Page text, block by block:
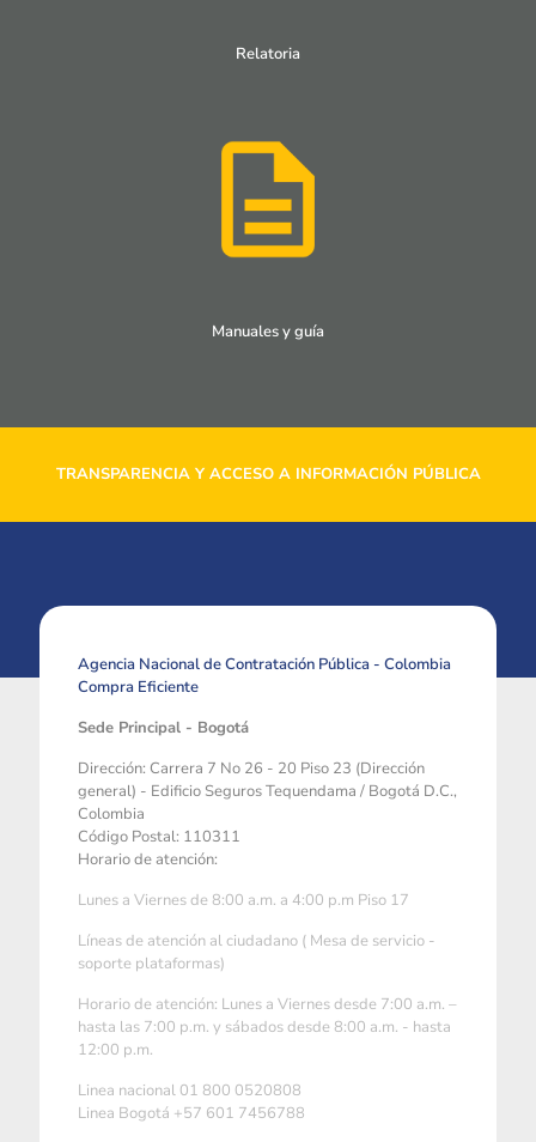
Relatoria
Manuales y guía
TRANSPARENCIA Y ACCESO A INFORMACIÓN PÚBLICA
Agencia Nacional de Contratación Pública - Colombia
Compra Eficiente
Sede Principal - Bogotá
Dirección: Carrera 7 No 26 - 20 Piso 23 (Dirección
general) - Edificio Seguros Tequendama / Bogotá D.C.,
Colombia
Código Postal: 110311
Horario de atención:
Lunes a Viernes de 8:00 a.m. a 4:00 p.m Piso 17
Líneas de atención al ciudadano ( Mesa de servicio -
soporte plataformas)
Horario de atención: Lunes a Viernes desde 7:00 a.m. –
hasta las 7:00 p.m. y sábados desde 8:00 a.m. - hasta
12:00 p.m.
Linea nacional 01 800 0520808
Linea Bogotá +57 601 7456788